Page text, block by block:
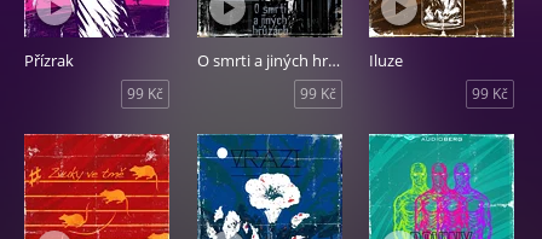
Přízrak
99 Kč
O smrti a jiných hrůzách
99 Kč
Iluze
99 Kč